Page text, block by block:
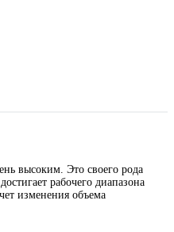
высоким. Это своего рода
рабочего диапазона
изменения объема